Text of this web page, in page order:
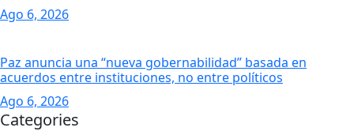
Ago 6, 2026
Paz anuncia una “nueva gobernabilidad” basada en
acuerdos entre instituciones, no entre políticos
Ago 6, 2026
Categories